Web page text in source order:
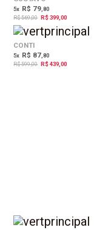
5x R$ 79 ,80
R$ 569,00 R$ 399,00
CONTI
5x R$ 87 ,80
R$ 599,00 R$ 439,00